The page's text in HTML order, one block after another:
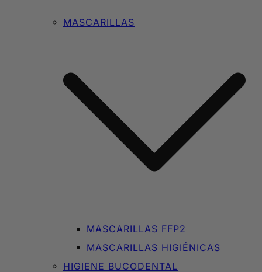
MASCARILLAS
MASCARILLAS FFP2
MASCARILLAS HIGIÉNICAS
HIGIENE BUCODENTAL